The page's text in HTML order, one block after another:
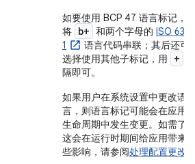
如要使用 BCP 47 语言标记，
将 b+ 和两个字母的 ISO 639-
1
语言代码串联；其后还可
选择使用其他子标记，用
+
隔即可。
如果用户在系统设置中更改语
言，则语言标记可能会在应用
生命周期中发生变更。如需了
这会在运行时期间给应用带来
些影响，请参阅处理配置更改